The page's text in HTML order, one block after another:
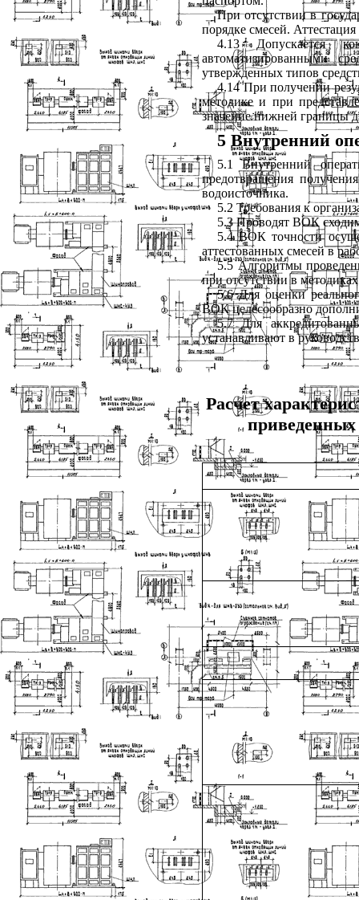
При отсутствии в
порядке смесей.
4.13 Допускается
автоматизированными
утвержденных типов
4.14 При получении
методике и при
значение нижней границы
5 Внутренний
5.1 Внутренний
предотвращения
водоисточника.
5.2 Требования к
5.3 Проводят ВОК
5.4 ВОК точности
аттестованных смесей в
5.5 Алгоритмы
при отсутствии в
5.6 Для оценки
ВОК целесообразно
5.7 Для
устанавливают в
Расчет